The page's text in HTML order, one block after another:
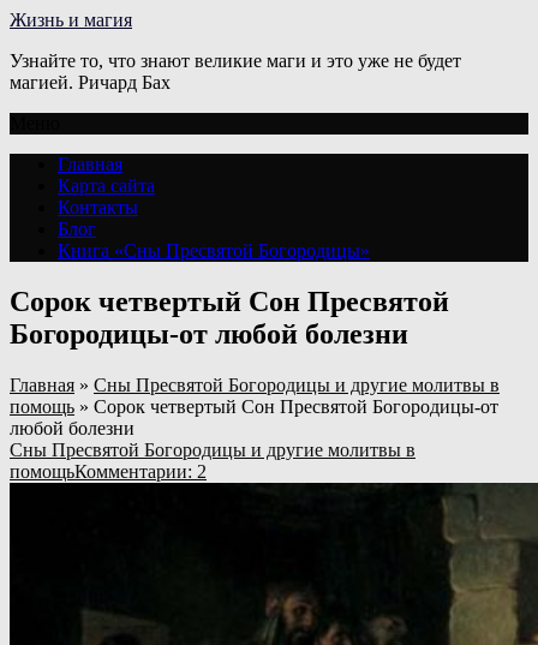
Жизнь и магия
Узнайте то, что знают великие маги и это уже не будет
магией. Ричард Бах
Главная
Карта сайта
Контакты
Блог
Книга «Сны Пресвятой Богородицы»
Сорок четвертый Сон Пресвятой
Богородицы-от любой болезни
Главная » Сны Пресвятой Богородицы и другие молитвы в
помощь » Сорок четвертый Сон Пресвятой Богородицы-от
любой болезни
Сны Пресвятой Богородицы и другие молитвы в
помощьКомментарии: 2